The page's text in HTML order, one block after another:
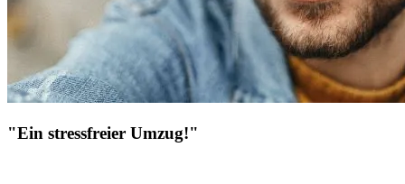
"Ein stressfreier Umzug!"